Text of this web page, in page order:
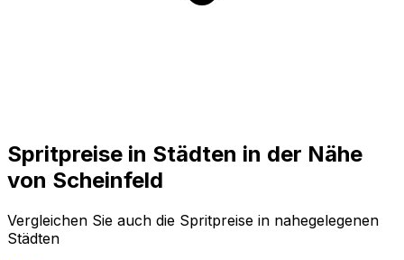
Spritpreise in Städten in der Nähe
von Scheinfeld
Vergleichen Sie auch die Spritpreise in nahegelegenen
Städten